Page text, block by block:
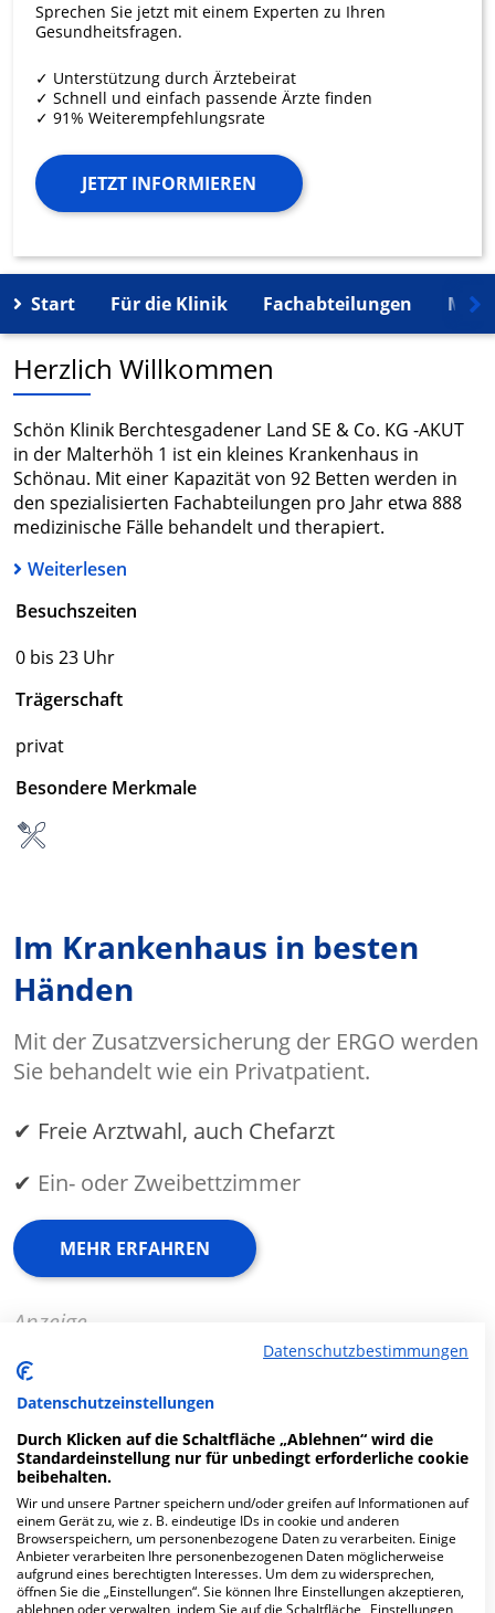
Sprechen Sie jetzt mit einem Experten zu Ihren
Gesundheitsfragen.
✓ Unterstützung durch Ärztebeirat
✓ Schnell und einfach passende Ärzte finden
✓ 91% Weiterempfehlungsrate
JETZT INFORMIEREN
Start Für die Klinik Fachabteilungen
Herzlich Willkommen
Schön Klinik Berchtesgadener Land SE & Co. KG -AKUT
in der Malterhöh 1 ist ein kleines Krankenhaus in
Schönau. Mit einer Kapazität von 92 Betten werden in
den spezialisierten Fachabteilungen pro Jahr etwa 888
medizinische Fälle behandelt und therapiert.
Weiterlesen
Besuchszeiten
0 bis 23 Uhr
Trägerschaft
privat
Besondere Merkmale
Im Krankenhaus in besten
Händen
Mit der Zusatzversicherung der ERGO werden
Sie behandelt wie ein Privatpatient.
✔ Freie Arztwahl, auch Chefarzt
✔ Ein- oder Zweibettzimmer
MEHR ERFAHREN
Anzeige
Fachabteilungen
Fachabteilung suchen:
Datenschutzbestimmungen
Datenschutzeinstellungen
Durch Klicken auf die Schaltfläche „Ablehnen“ wird die
Standardeinstellung nur für unbedingt erforderliche cookie
beibehalten.
Wir und unsere Partner speichern und/oder greifen auf Informationen auf
einem Gerät zu, wie z. B. eindeutige IDs in cookie und anderen
Browserspeichern, um personenbezogene Daten zu verarbeiten. Einige
Anbieter verarbeiten Ihre personenbezogenen Daten möglicherweise
aufgrund eines berechtigten Interesses. Um dem zu widersprechen,
öffnen Sie die „Einstellungen“. Sie können Ihre Einstellungen akzeptieren,
ablehnen oder verwalten, indem Sie auf die Schaltfläche „Einstellungen